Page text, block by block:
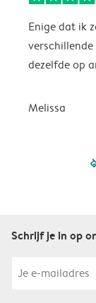
Enige dat ik
dezelfde op
Melissa
Schrijf je in op